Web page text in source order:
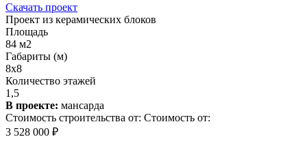
Скачать проект
Проект из керамических блоков
Площадь
84 м2
Габариты (м)
8х8
Количество этажей
1,5
В проекте: мансарда
Стоимость строительства от: Стоимость от:
3 528 000 ₽